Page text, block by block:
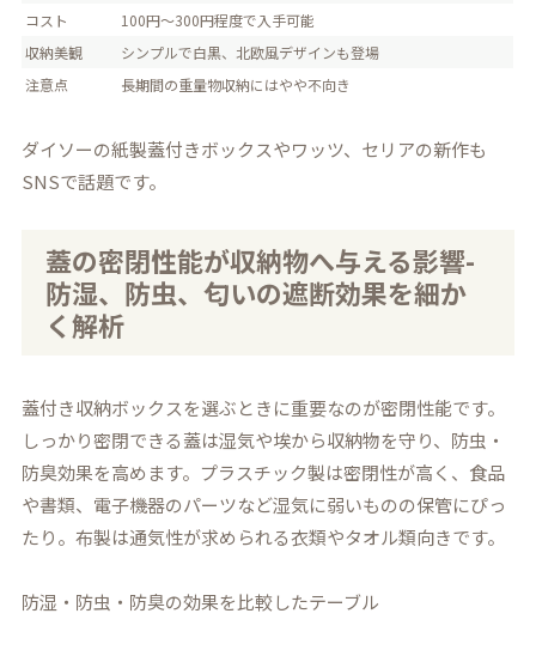
コスト
100円〜300円程度で入手可能
収納美観
シンプルで白黒、北欧風デザインも登場
注意点
長期間の重量物収納にはやや不向き
ダイソーの紙製蓋付きボックスやワッツ、セリアの新作も
SNSで話題です。
蓋の密閉性能が収納物へ与える影響-
防湿、防虫、匂いの遮断効果を細か
く解析
蓋付き収納ボックスを選ぶときに重要なのが密閉性能です。
しっかり密閉できる蓋は湿気や埃から収納物を守り、防虫・
防臭効果を高めます。プラスチック製は密閉性が高く、食品
や書類、電子機器のパーツなど湿気に弱いものの保管にぴっ
たり。布製は通気性が求められる衣類やタオル類向きです。
防湿・防虫・防臭の効果を比較したテーブル